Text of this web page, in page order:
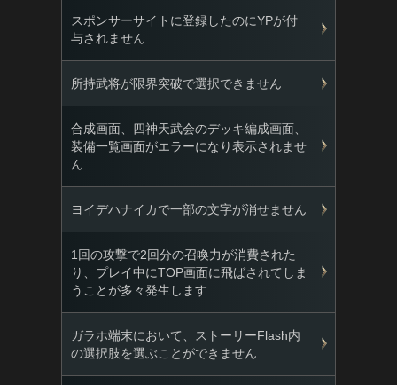
スポンサーサイトに登録したのにYPが付
与されません
所持武将が限界突破で選択できません
合成画面、四神天武会のデッキ編成画面、
装備一覧画面がエラーになり表示されませ
ん
ヨイデハナイカで一部の文字が消せません
1回の攻撃で2回分の召喚力が消費された
り、プレイ中にTOP画面に飛ばされてしま
うことが多々発生します
ガラホ端末において、ストーリーFlash内
の選択肢を選ぶことができません